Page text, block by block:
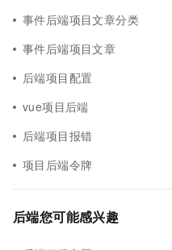
事件后端项目文章分类
事件后端项目文章
后端项目配置
vue项目后端
后端项目报错
项目后端令牌
后端您可能感兴趣